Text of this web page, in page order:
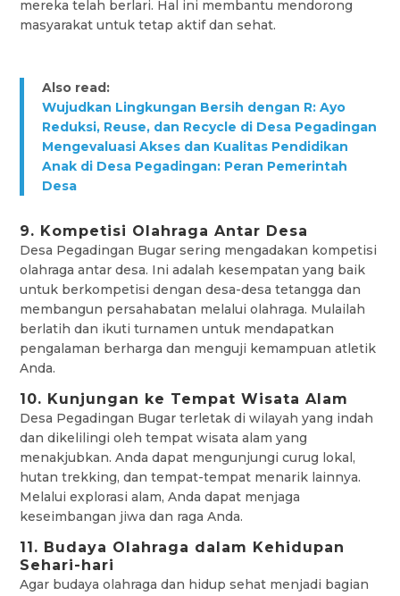
mereka telah berlari. Hal ini membantu mendorong
masyarakat untuk tetap aktif dan sehat.
Also read:
Wujudkan Lingkungan Bersih dengan R: Ayo
Reduksi, Reuse, dan Recycle di Desa Pegadingan
Mengevaluasi Akses dan Kualitas Pendidikan
Anak di Desa Pegadingan: Peran Pemerintah
Desa
9. Kompetisi Olahraga Antar Desa
Desa Pegadingan Bugar sering mengadakan kompetisi
olahraga antar desa. Ini adalah kesempatan yang baik
untuk berkompetisi dengan desa-desa tetangga dan
membangun persahabatan melalui olahraga. Mulailah
berlatih dan ikuti turnamen untuk mendapatkan
pengalaman berharga dan menguji kemampuan atletik
Anda.
10. Kunjungan ke Tempat Wisata Alam
Desa Pegadingan Bugar terletak di wilayah yang indah
dan dikelilingi oleh tempat wisata alam yang
menakjubkan. Anda dapat mengunjungi curug lokal,
hutan trekking, dan tempat-tempat menarik lainnya.
Melalui explorasi alam, Anda dapat menjaga
keseimbangan jiwa dan raga Anda.
11. Budaya Olahraga dalam Kehidupan
Sehari-hari
Agar budaya olahraga dan hidup sehat menjadi bagian